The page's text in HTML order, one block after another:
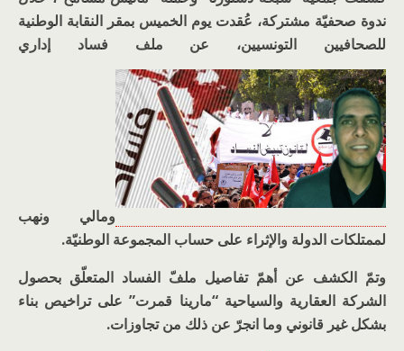
ندوة صحفيّة مشتركة، عُقدت يوم الخميس بمقر النقابة الوطنية
للصحافيين التونسيين، عن ملف فساد إداري
ومالي ونهب
لممتلكات الدولة والإثراء على حساب المجموعة الوطنيّة.
وتمّ الكشف عن أهمّ تفاصيل ملفّ الفساد المتعلّق بحصول
الشركة العقارية والسياحية “مارينا قمرت” على تراخيص بناء
بشكل غير قانوني وما انجرّ عن ذلك من تجاوزات.